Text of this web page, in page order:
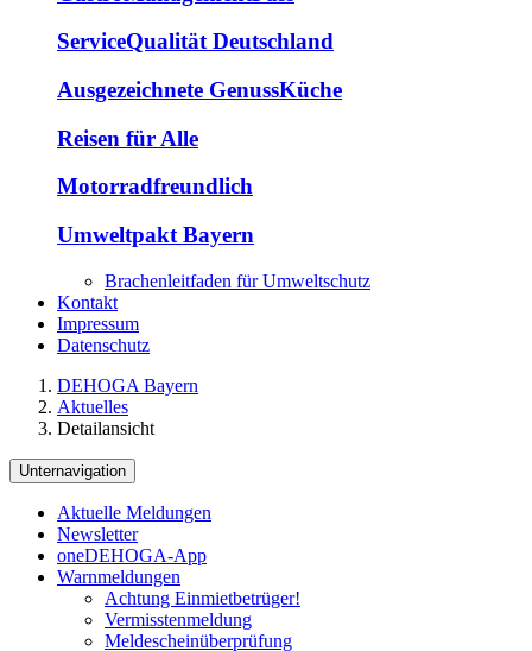
ServiceQualität Deutschland
Ausgezeichnete GenussKüche
Reisen für Alle
Motorradfreundlich
Umweltpakt Bayern
Brachenleitfaden für Umweltschutz
Kontakt
Impressum
Datenschutz
DEHOGA Bayern
Aktuelles
Detailansicht
Unternavigation
Aktuelle Meldungen
Newsletter
oneDEHOGA-App
Warnmeldungen
Achtung Einmietbetrüger!
Vermisstenmeldung
Meldescheinüberprüfung